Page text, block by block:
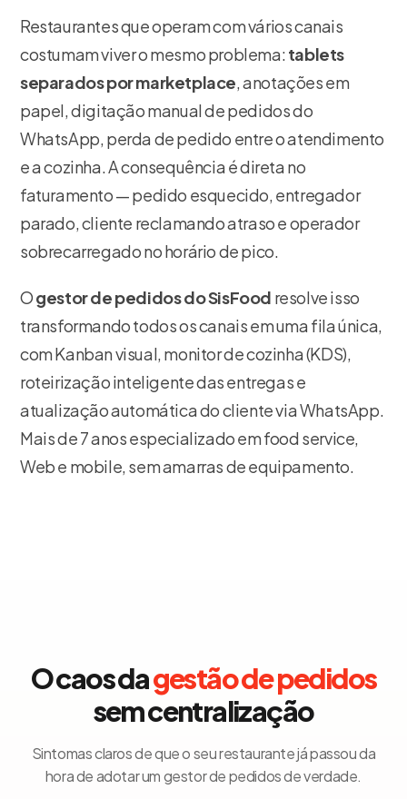
Restaurantes que operam com vários canais
costumam viver o mesmo problema:tablets
separados por marketplace, anotações em
papel, digitação manual de pedidos do
WhatsApp, perda de pedido entre o atendimento
e a cozinha. A consequência é direta no
faturamento — pedido esquecido, entregador
parado, cliente reclamando atraso e operador
sobrecarregado no horário de pico.
Ogestor de pedidos do SisFood resolve isso
transformando todos os canais em uma fila única,
com Kanban visual, monitor de cozinha (KDS),
roteirização inteligente das entregas e
atualização automática do cliente via WhatsApp.
Mais de 7 anos especializado em food service,
Web e mobile, sem amarras de equipamento.
O caos dagestão de pedidos
sem centralização
Sintomas claros de que o seu restaurante já passou da
hora de adotar um gestor de pedidos de verdade.